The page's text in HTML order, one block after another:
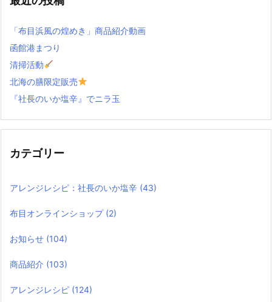
「布目浜風の煌めき」商品紹介動画
函館港まつり
清掃活動
北海の膳限定販売
『社長のいか塩辛』でニラ玉
カテゴリー
アレンジレシピ：社長のいか塩辛 (43)
布目オンラインショップ (2)
お知らせ (104)
商品紹介 (103)
アレンジレシピ (124)